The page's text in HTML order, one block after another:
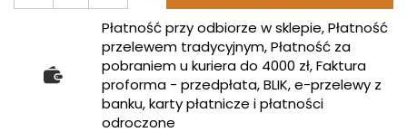
Płatność przy odbiorze w sklepie, Płatność
przelewem tradycyjnym, Płatność za
pobraniem u kuriera do 4000 zł, Faktura
proforma - przedpłata, BLIK, e-przelewy z
banku, karty płatnicze i płatności
odroczone